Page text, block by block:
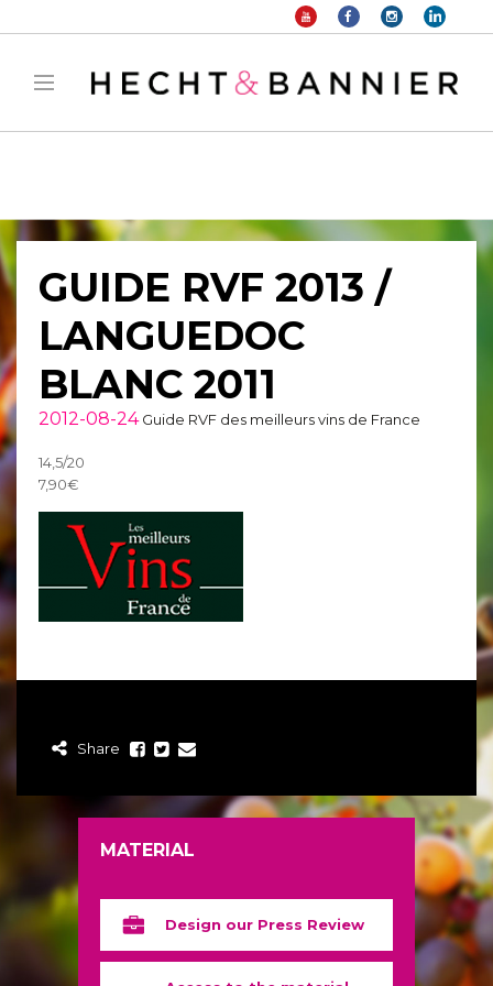
: filter_var() expects parameter 2 to be long, string given in
manager/public/frontend.phpon line 1149
GUIDE RVF 2013 /
LANGUEDOC
BLANC 2011
2012-08-24 Guide RVF des meilleurs vins de France
14,5/20
7,90€
Share
MATERIAL
Design our Press Review